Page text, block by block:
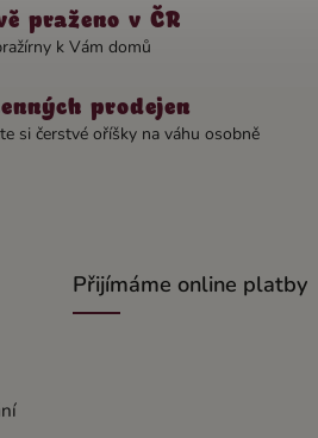
praženo v ČR
k Vám domů
prodejen
si čerstvé oříšky na váhu osobně
Přijímáme online platby